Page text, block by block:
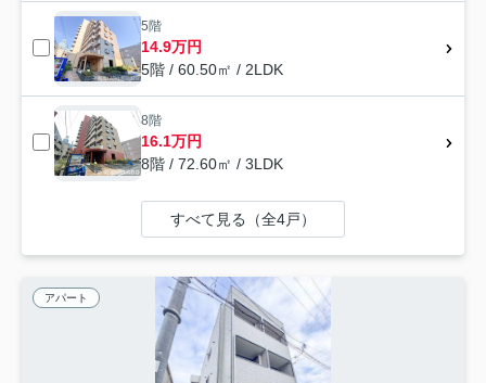
5階
14.9万円
5階 / 60.50㎡ / 2LDK
8階
16.1万円
8階 / 72.60㎡ / 3LDK
すべて見る（全4戸）
アパート